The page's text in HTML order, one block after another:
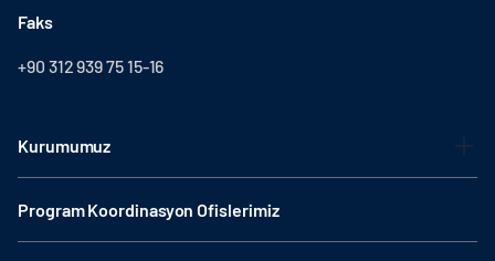
Faks
+90 312 939 75 15-16
Kurumumuz
Program Koordinasyon Ofislerimiz